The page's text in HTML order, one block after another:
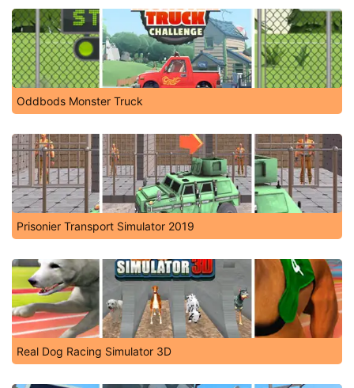
Oddbods Monster Truck
Prisonier Transport Simulator 2019
Real Dog Racing Simulator 3D